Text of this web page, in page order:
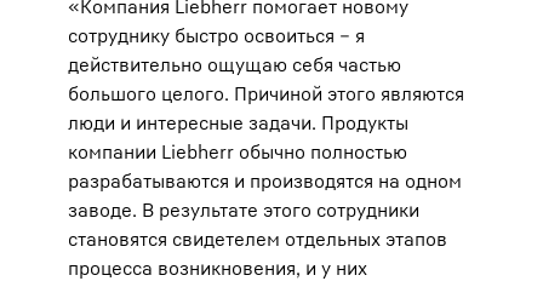
«Компания Liebherr помогает новому
сотруднику быстро освоиться – я
действительно ощущаю себя частью
большого целого. Причиной этого являются
люди и интересные задачи. Продукты
компании Liebherr обычно полностью
разрабатываются и производятся на одном
заводе. В результате этого сотрудники
становятся свидетелем отдельных этапов
процесса возникновения, и у них